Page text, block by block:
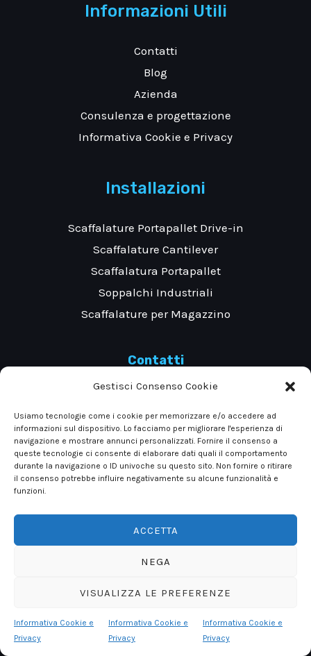
Gestisci Consenso Cookie
Usiamo tecnologie come i cookie per memorizzare e/o accedere ad
informazioni sul dispositivo. Lo facciamo per migliorare l'esperienza di
navigazione e mostrare annunci personalizzati. Fornire il consenso a
queste tecnologie ci consente di elaborare dati quali il comportamento
durante la navigazione o ID univoche su questo sito. Non fornire o ritirare
il consenso potrebbe influire negativamente su alcune funzionalità e
funzioni.
ACCETTA
NEGA
VISUALIZZA LE PREFERENZE
Informativa Cookie e
Privacy
Informativa Cookie e
Privacy
Informativa Cookie e
Privacy
Informazioni Utili
Contatti
Blog
Azienda
Consulenza e progettazione
Informativa Cookie e Privacy
Installazioni
Scaffalature Portapallet Drive-in
Scaffalature Cantilever
Scaffalatura Portapallet
Soppalchi Industriali
Scaffalature per Magazzino
Contatti
Via Evangelista Torricelli 39, 10028 Trofarello
Torino
Copyright © 2026 Metalsistem Piemonte
Powered by Fcinque Srl.
Contattaci